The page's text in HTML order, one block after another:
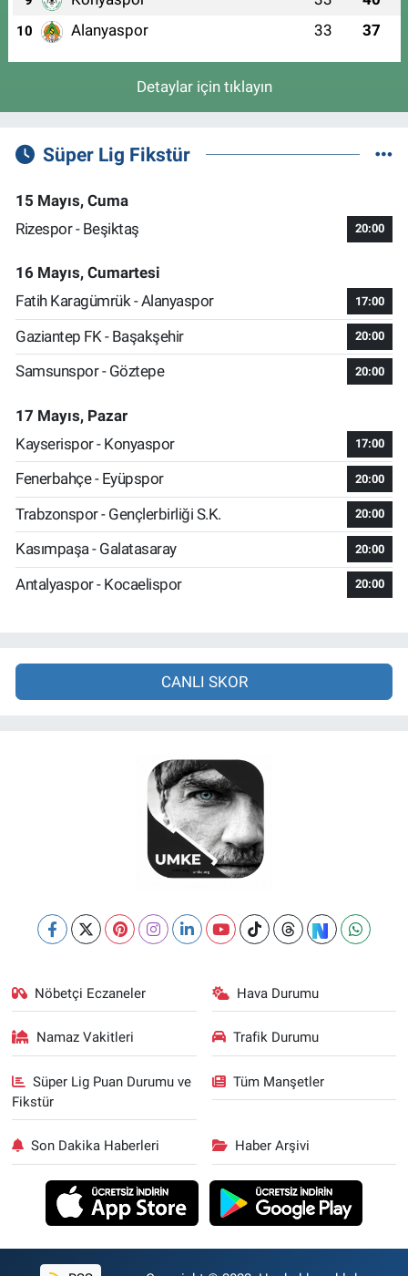
10 Alanyaspor 33 37
Detaylar için tıklayın
Süper Lig Fikstür
15 Mayıs, Cuma
Rizespor - Beşiktaş
20:00
16 Mayıs, Cumartesi
Fatih Karagümrük - Alanyaspor
17:00
Gaziantep FK - Başakşehir 20:00
Samsunspor - Göztepe 20:00
17 Mayıs, Pazar
Kayserispor - Konyaspor
17:00
Fenerbahçe - Eyüpspor 20:00
Trabzonspor - Gençlerbirliği S.K. 20:00
Kasımpaşa - Galatasaray 20:00
Antalyaspor - Kocaelispor 20:00
CANLI SKOR
Nöbetçi Eczaneler Hava Durumu
Namaz Vakitleri Trafik Durumu
Süper Lig Puan Durumu ve
Fikstür
Tüm Manşetler
Son Dakika Haberleri Haber Arşivi